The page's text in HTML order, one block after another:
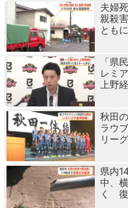
夫婦
親殺
とも
「県
レミ
上野
秋田
ラウ
リー
県内
中、
く